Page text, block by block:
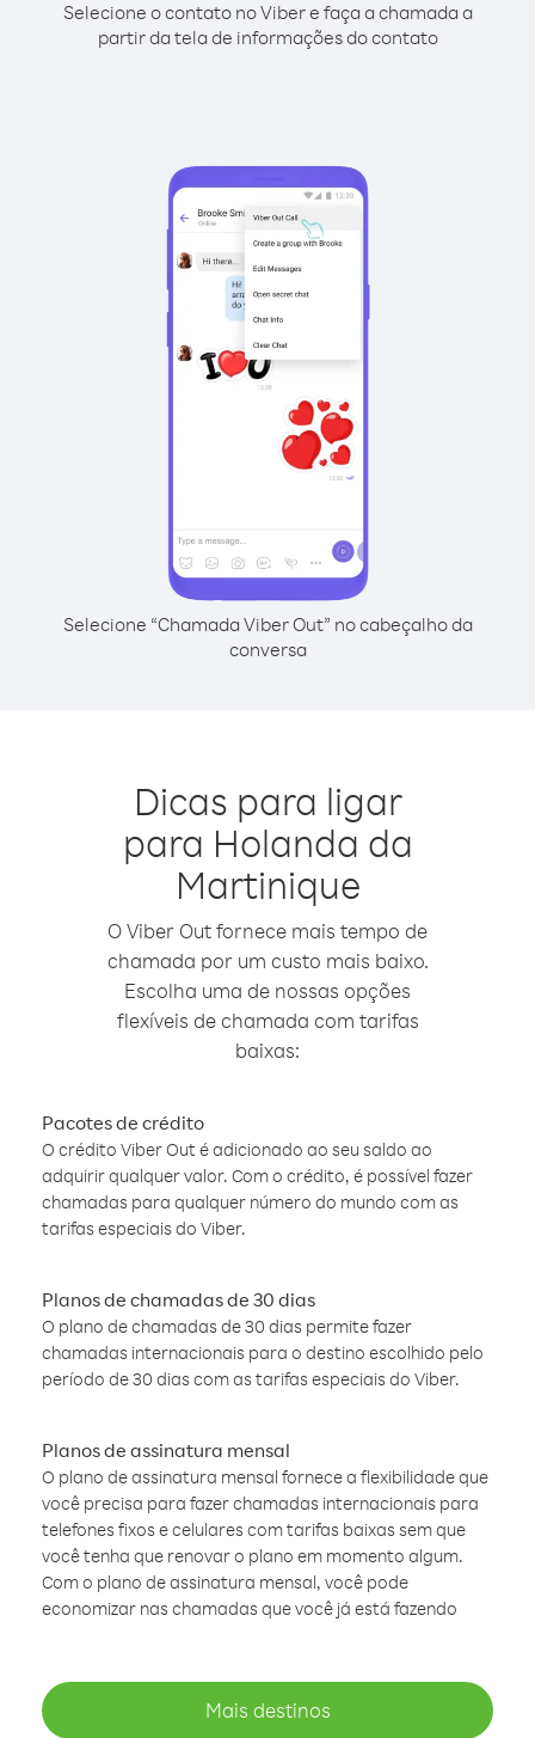
Selecione o contato no Viber e faça a chamada a
partir da tela de informações do contato
Selecione “Chamada Viber Out” no cabeçalho da
conversa
Dicas para ligar
para Holanda da
Martinique
O Viber Out fornece mais tempo de
chamada por um custo mais baixo.
Escolha uma de nossas opções
flexíveis de chamada com tarifas
baixas:
Pacotes de crédito
O crédito Viber Out é adicionado ao seu saldo ao
adquirir qualquer valor. Com o crédito, é possível fazer
chamadas para qualquer número do mundo com as
tarifas especiais do Viber.
Planos de chamadas de 30 dias
O plano de chamadas de 30 dias permite fazer
chamadas internacionais para o destino escolhido pelo
período de 30 dias com as tarifas especiais do Viber.
Planos de assinatura mensal
O plano de assinatura mensal fornece a flexibilidade que
você precisa para fazer chamadas internacionais para
telefones fixos e celulares com tarifas baixas sem que
você tenha que renovar o plano em momento algum.
Com o plano de assinatura mensal, você pode
economizar nas chamadas que você já está fazendo
Mais destinos